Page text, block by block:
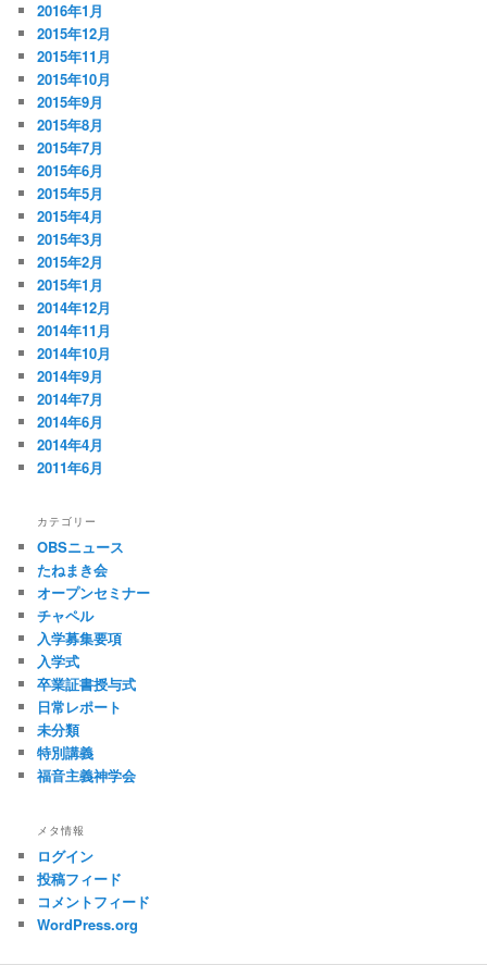
2016年1月
2015年12月
2015年11月
2015年10月
2015年9月
2015年8月
2015年7月
2015年6月
2015年5月
2015年4月
2015年3月
2015年2月
2015年1月
2014年12月
2014年11月
2014年10月
2014年9月
2014年7月
2014年6月
2014年4月
2011年6月
カテゴリー
OBSニュース
たねまき会
オープンセミナー
チャペル
入学募集要項
入学式
卒業証書授与式
日常レポート
未分類
特別講義
福音主義神学会
メタ情報
ログイン
投稿フィード
コメントフィード
WordPress.org